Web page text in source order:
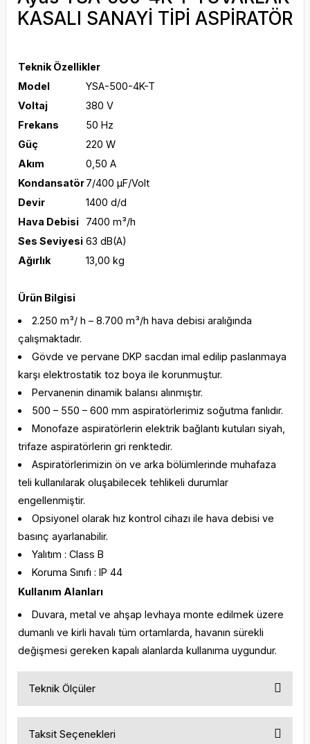
KASALI SANAYİ TİPİ ASPİRATÖR
Teknik Özellikler
Model
YSA-500-4K-T
Voltaj
380 V
Frekans
50 Hz
Güç
220 W
Akım
0,50 A
Kondansatör7/400 μF/Volt
Devir
1400 d/d
Hava Debisi
7400 m³/h
Ses Seviyesi 63 dB(A)
Ağırlık
13,00 kg
Ürün Bilgisi
2.250 m³/ h – 8.700 m³/h hava debisi aralığında
çalışmaktadır.
Gövde ve pervane DKP sacdan imal edilip paslanmaya
karşı elektrostatik toz boya ile korunmuştur.
Pervanenin dinamik balansı alınmıştır.
500 – 550 – 600 mm aspiratörlerimiz soğutma fanlıdır.
Monofaze aspiratörlerin elektrik bağlantı kutuları siyah,
trifaze aspiratörlerin gri renktedir.
Aspiratörlerimizin ön ve arka bölümlerinde muhafaza
teli kullanılarak oluşabilecek tehlikeli durumlar
engellenmiştir.
Opsiyonel olarak hız kontrol cihazı ile hava debisi ve
basınç ayarlanabilir.
Yalıtım : Class B
Koruma Sınıfı : IP 44
Kullanım Alanları
Duvara, metal ve ahşap levhaya monte edilmek üzere
dumanlı ve kirli havalı tüm ortamlarda, havanın sürekli
değişmesi gereken kapalı alanlarda kullanıma uygundur.
Teknik Ölçüler
Taksit Seçenekleri